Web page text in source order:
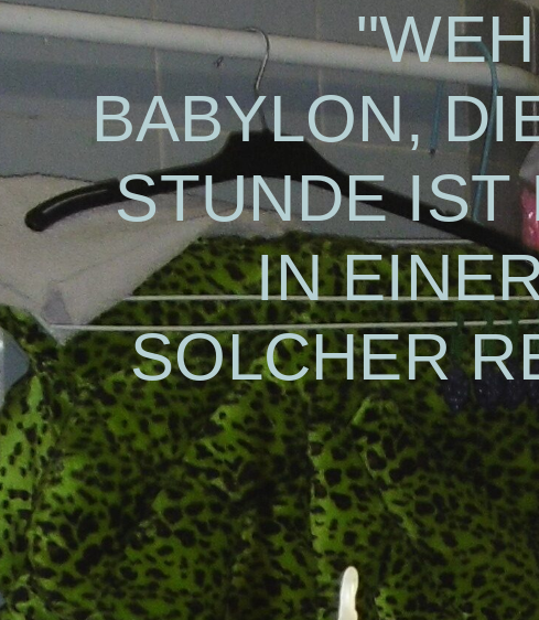
BABYLON,
STUNDE IST
IN
SOLCHER